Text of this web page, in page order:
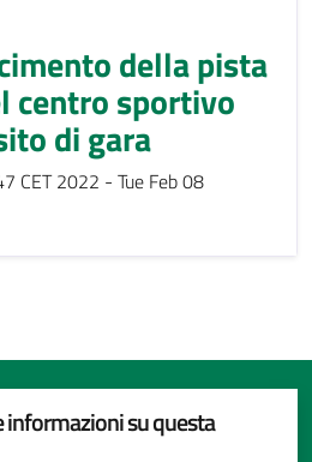
della pista
centro sportivo
di gara
CET 2022 - Tue Feb 08
informazioni su questa